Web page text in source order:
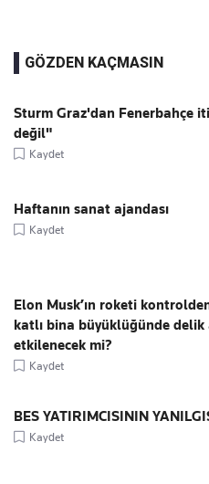
GÖZDEN KAÇMASIN
Sturm Graz'dan Fenerbahçe
değil"
Kaydet
Haftanın sanat ajandası
Kaydet
Elon Musk’ın roketi
katlı bina büyüklüğünde delik
etkilenecek mi?
Kaydet
BES YATIRIMCISININ
Kaydet